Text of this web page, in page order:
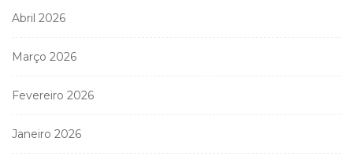
Abril 2026
Março 2026
Fevereiro 2026
Janeiro 2026